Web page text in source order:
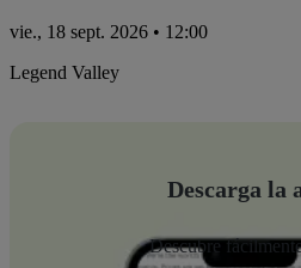
vie., 18 sept. 2026 • 12:00
Legend Valley
Descarga la
Descubre